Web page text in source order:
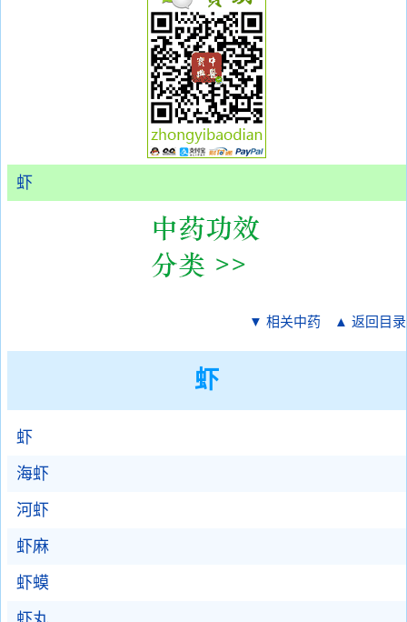
虾
▼ 相关中药 ▲ 返回目录
虾
虾
海虾
河虾
虾麻
虾蟆